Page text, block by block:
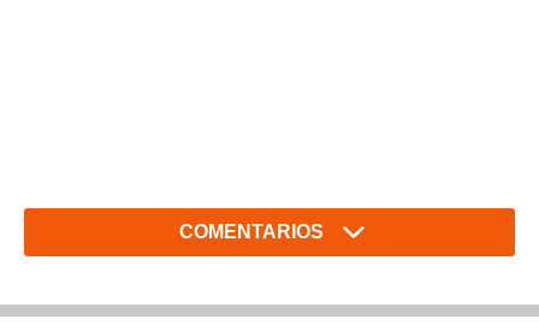
COMENTARIOS